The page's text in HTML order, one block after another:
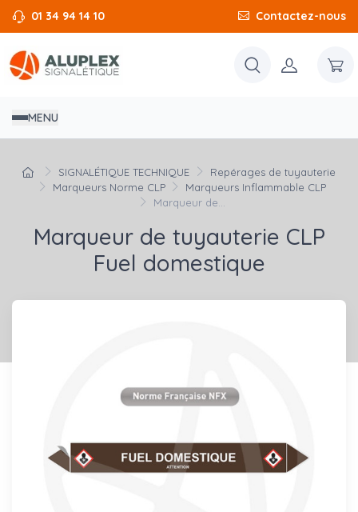
01 34 94 14 10 Contactez-nous
MENU
SIGNALÉTIQUE TECHNIQUE
Repérages de tuyauterie
Marqueurs Norme CLP
Marqueurs Inflammable CLP
Marqueur de...
Marqueur de tuyauterie CLP
Fuel domestique